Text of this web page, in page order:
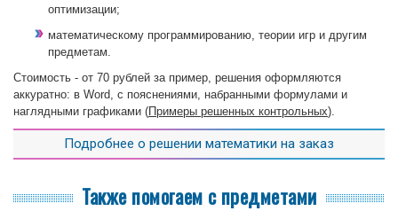
оптимизации;
математическому программированию, теории игр и другим
предметам.
Стоимость - от 70 рублей за пример, решения оформляются
аккуратно: в Word, с пояснениями, набранными формулами и
наглядными графиками (Примеры решенных контрольных).
Подробнее о решении математики на заказ
Также помогаем с предметами